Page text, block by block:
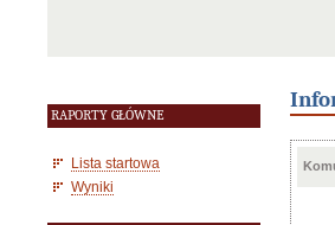
RAPORTY GŁÓWNE
Lista startowa
Wyniki